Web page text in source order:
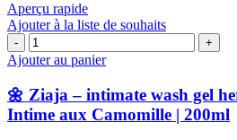
Aperçu rapide
Ajouter à la liste de souhaits
quantité
de
Ziaja
–
intimate
Ajouter au panier
🌼 Ziaja – intimate wash gel
Intime aux Camomille | 200ml